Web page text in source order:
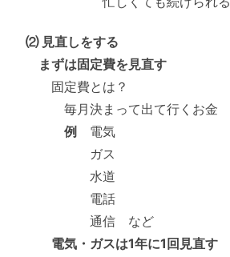
⑵ 見直しをする
まずは固定費を見直す
固定費とは？
毎月決まって出て行くお金
例
電気
ガス
水道
電話
通信 など
電気・ガスは1年に1回見直す